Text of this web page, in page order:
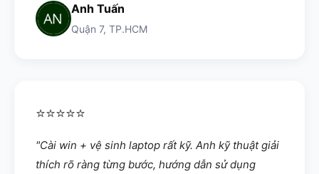
Anh Tuấn
Quận 7, TP.HCM
⭐⭐⭐⭐⭐
"Cài win + vệ sinh laptop rất kỹ. Anh kỹ thuật giải
thích rõ ràng từng bước, hướng dẫn sử dụng